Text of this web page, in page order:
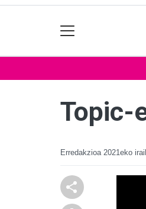
Topic-
Erredakzioa 2021eko